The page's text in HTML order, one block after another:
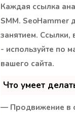
Каждая ссылка
SMM. SeoHammer
занятием. Ссылки,
- используйте по
вашего сайта.
Что умеет
— Продвижение в